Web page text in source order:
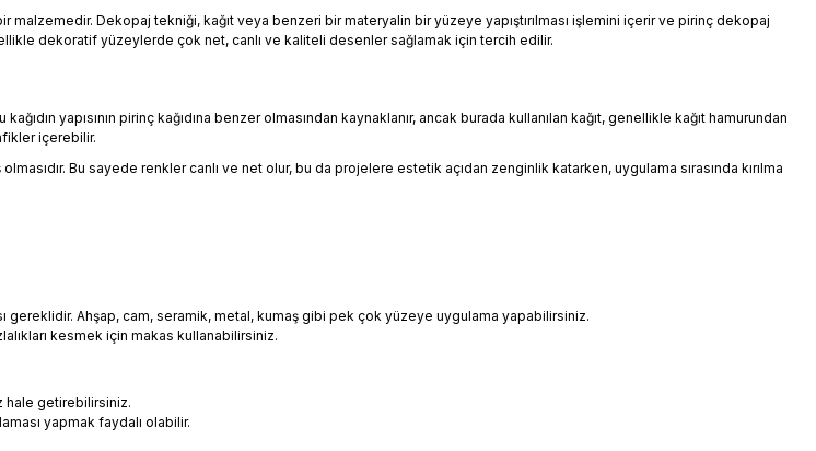
Dekopaj tekniği, kağıt veya benzeri bir materyalin bir yüzeye yapıştırılması işlemini içerir ve pirinç dekopaj
dekoratif yüzeylerde çok net, canlı ve kaliteli desenler sağlamak için tercih edilir.
yapısının pirinç kağıdına benzer olmasından kaynaklanır, ancak burada kullanılan kağıt, genellikle kağıt hamurundan
içerebilir.
Bu sayede renkler canlı ve net olur, bu da projelere estetik açıdan zenginlik katarken, uygulama sırasında kırılma
gereklidir. Ahşap, cam, seramik, metal, kumaş gibi pek çok yüzeye uygulama yapabilirsiniz.
kesmek için makas kullanabilirsiniz.
hale getirebilirsiniz.
yapmak faydalı olabilir.